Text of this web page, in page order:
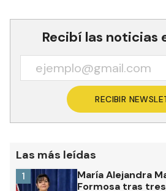
Recibí las noticias
RECIBIR
Las más leídas
María Alejandra
Formosa tras
1